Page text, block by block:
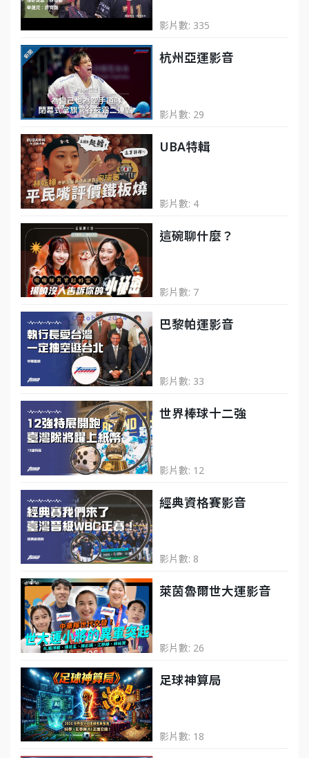
影片數: 335
杭州亞運影音
影片數: 29
UBA特輯
影片數: 4
這碗聊什麼？
影片數: 7
巴黎帕運影音
影片數: 33
世界棒球十二強
影片數: 12
經典資格賽影音
影片數: 8
萊茵魯爾世大運影音
影片數: 26
足球神算局
影片數: 18